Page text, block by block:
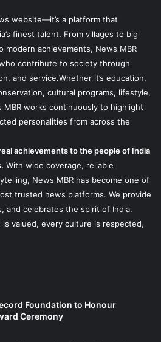
website—it’s a platform that
finest talent. From villages to big
achievements, News MBR
contribute to society through
and service.Whether it’s education,
cultural programs, lifestyle,
MBR works continuously to highlight
personalities from across the
achievements to the people of India
With wide coverage, reliable
News MBR has become one of
trusted news platforms. We provide
and celebrates the spirit of India.
valued, every culture is respected,
Foundation to Honour
Ceremony